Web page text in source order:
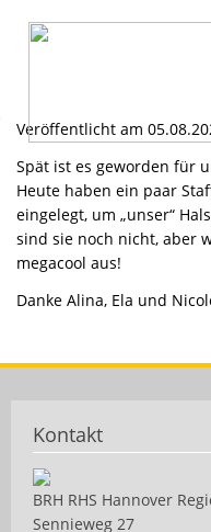
Home
Veröffentlicht am
Spät ist es geworden für
Heute haben ein paar
eingelegt, um „unser“
sind sie noch nicht, aber
megacool aus!
Danke Alina, Ela und
Kontakt
BRH RHS Hannover
Sennieweg 27